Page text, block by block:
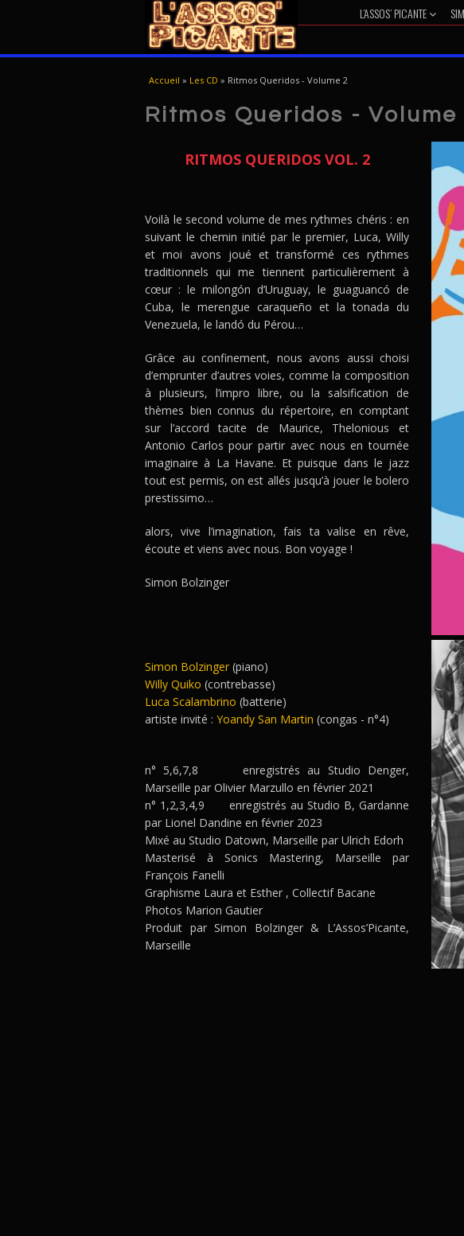
L’ASSOS’ PICANTE
USTED ESTÁ AQUÍ
Accueil » Les CD » Ritmos Queridos - Volume 2
Ritmos Queridos - Volume
RITMOS QUERIDOS VOL. 2
Voilà le second volume de mes rythmes chéris : en
suivant le chemin initié par le premier, Luca, Willy
et moi avons joué et transformé ces rythmes
traditionnels qui me tiennent particulièrement à
cœur : le milongón d’Uruguay, le guaguancó de
Cuba, le merengue caraqueño et la tonada du
Venezuela, le landó du Pérou…
Grâce au confinement, nous avons aussi choisi
d’emprunter d’autres voies, comme la composition
à plusieurs, l’impro libre, ou la salsification de
thèmes bien connus du répertoire, en comptant
sur l’accord tacite de Maurice, Thelonious et
Antonio Carlos pour partir avec nous en tournée
imaginaire à La Havane. Et puisque dans le jazz
tout est permis, on est allés jusqu’à jouer le bolero
prestissimo…
alors, vive l’imagination, fais ta valise en rêve,
écoute et viens avec nous. Bon voyage !
Simon Bolzinger
Simon Bolzinger (piano)
Willy Quiko (contrebasse)
Luca Scalambrino (batterie)
artiste invité : Yoandy San Martin (congas - n°4)
n° 5,6,7,8 enregistrés au Studio Denger,
Marseille par Olivier Marzullo en février 2021
n° 1,2,3,4,9 enregistrés au Studio B, Gardanne
par Lionel Dandine en février 2023
Mixé au Studio Datown, Marseille par Ulrich Edorh
Masterisé à Sonics Mastering, Marseille par
François Fanelli
Graphisme Laura et Esther , Collectif Bacane
Photos Marion Gautier
Produit par Simon Bolzinger & L’Assos’Picante,
Marseille